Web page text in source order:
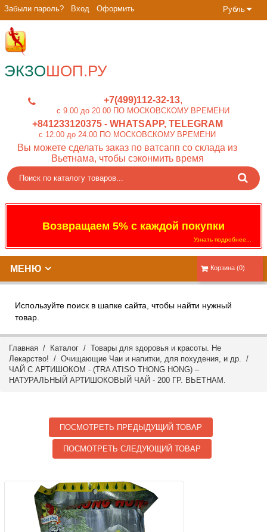
Рубль
Забыли пароль? Вход Оформить
ЭКЗОШОП.РУ
+7(499)112-32-13
c 9.00 до 20.00 ПО МОСКОВСКОМУ ВРЕМЕНИ
+841233120375- WHATSAPP, TELEGRAM
c 12.00 до 24.00 ПО МОСКОВСКОМУ ВРЕМЕНИ
Вы можете сделать заказ по ватсапп со склада из
Вьетнама, чтобы сэконмить время
Возвращаем 5% с каждой покупки
Узнать подробнее...
Корзина (0)
МЕНЮ
Используйте поиск в шапке сайта, чтобы найти нужный
товар.
Главная / Каталог / Товары для здоровья и красоты. Не
Лекарство! / Очищающие Чаи и напитки, для похудения, и др. /
ЧАЙ С АРТИШОКОМ - (TRA ATISO THONG HONG) –
НАТУРАЛЬНЫЙ АРТИШОКОВЫЙ ЧАЙ - 200 ГР. ВЬЕТНАМ.
ПОСМОТРЕТЬ ПРЕДЫДУЩИЙ ТОВАР
ПОСМОТРЕТЬ СЛЕДУЮЩИЙ ТОВАР